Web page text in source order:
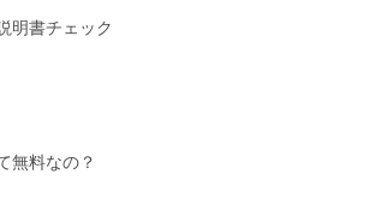
明書チェック
無料なの？